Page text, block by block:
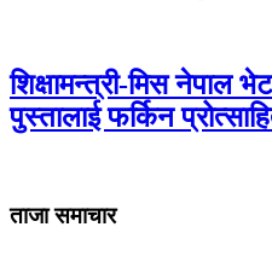
शिक्षामन्त्री-मिस नेपाल
पुस्तालाई फर्किन
ताजा समाचार